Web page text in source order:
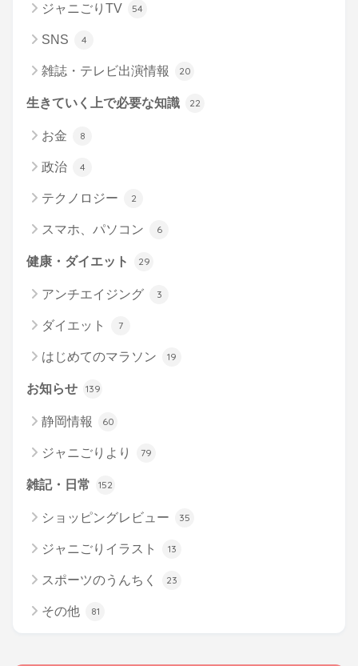
ジャニごりTV 54
SNS 4
雑誌・テレビ出演情報 20
生きていく上で必要な知識 22
お金 8
政治 4
テクノロジー 2
スマホ、パソコン 6
健康・ダイエット 29
アンチエイジング 3
ダイエット 7
はじめてのマラソン 19
お知らせ 139
静岡情報 60
ジャニごりより 79
雑記・日常 152
ショッピングレビュー 35
ジャニごりイラスト 13
スポーツのうんちく 23
その他 81